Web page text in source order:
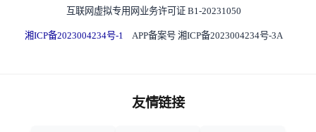
互联网虚拟专用网业务许可证 B1-20231050
湘ICP备2023004234号-1 APP备案号 湘ICP备2023004234号-3A
友情链接